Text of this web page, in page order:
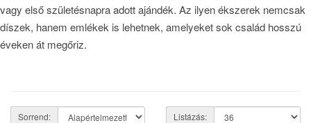
vagy első születésnapra adott ajándék. Az ilyen ékszerek nemcsak
díszek, hanem emlékek is lehetnek, amelyeket sok család hosszú
éveken át megőriz.
Sorrend: Listázás: